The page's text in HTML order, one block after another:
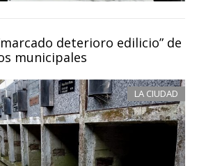
deterioro edilicio” de
municipales
LA CIUDAD